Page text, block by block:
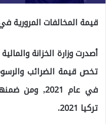
قيمة المخالفات المرورية في
أصدرت وزارة الخزانة
تخص قيمة الضرائب
في عام 2021,
تركيا 2021.